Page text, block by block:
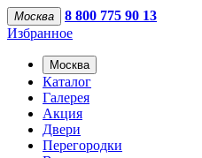
Москва
8 800 775 90 13
Избранное
Москва
Каталог
Галерея
Акция
Двери
Перегородки